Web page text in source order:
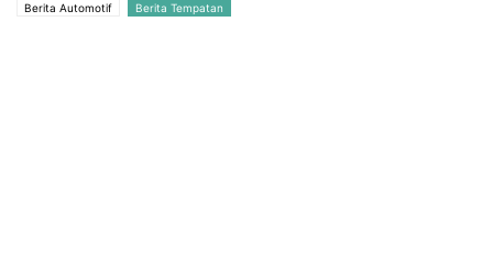
Berita Automotif Berita Tempatan